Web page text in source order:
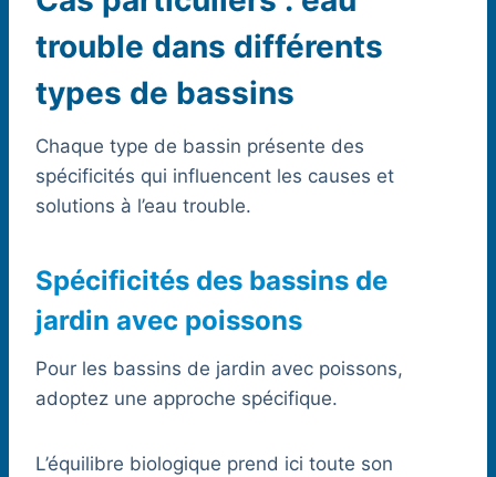
trouble dans différents
types de bassins
Chaque type de bassin présente des
spécificités qui influencent les causes et
solutions à l’eau trouble.
Spécificités des bassins de
jardin avec poissons
Pour les bassins de jardin avec poissons,
adoptez une approche spécifique.
L’équilibre biologique prend ici toute son